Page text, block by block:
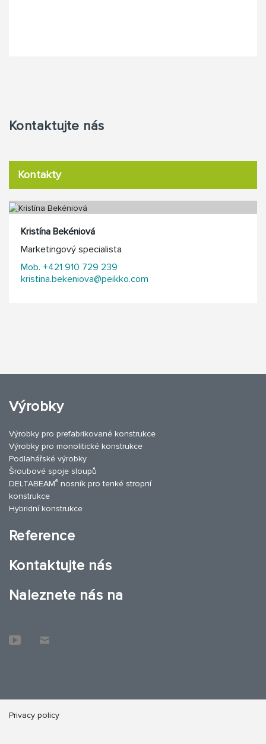
Kontaktujte nás
Kontakty
Kristína Bekéniová
Marketingový specialista
Mob. +421 910 729 239
kristina.bekeniova@peikko.com
Výrobky
Výrobky pro prefabrikované konstrukce
Výrobky pro monolitické konstrukce
Podlahářské výrobky
Šroubové spoje sloupů
DELTABEAM® nosník pro tenké stropní
konstrukce
Hybridní konstrukce
Reference
Kontaktujte nás
Naleznete nás na
Privacy policy